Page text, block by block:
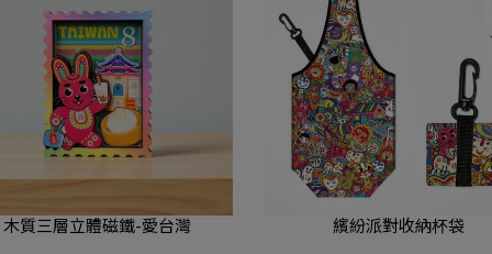
木質三層立體磁鐵-愛台灣 繽紛派對收納杯袋